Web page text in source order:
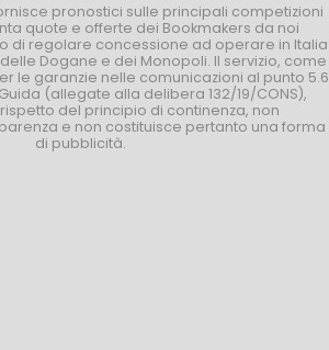
pronostici sulle principali competizioni
quote e offerte dei Bookmakers da noi
di regolare concessione ad operare in Italia
Dogane e dei Monopoli. Il servizio, come
le garanzie nelle comunicazioni al punto 5.6
(allegate alla delibera 132/19/CONS),
del principio di continenza, non
e non costituisce pertanto una forma
di pubblicità.